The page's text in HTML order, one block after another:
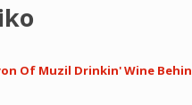
Of Muzil Drinkin' Wine